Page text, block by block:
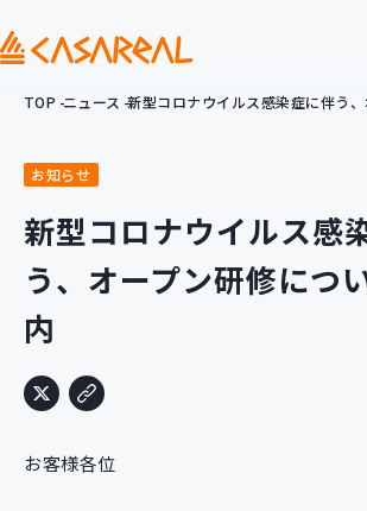
会社情報
サービス
プロダクト開発支援
クラウド導入支援 Git導入支援
システム構築支援
研修サービス
TOP ニュース 新型コロナウイルス感染症に伴う
お知らせ
新型コロナウイルス感
う、オープン研修につ
内
お客様各位